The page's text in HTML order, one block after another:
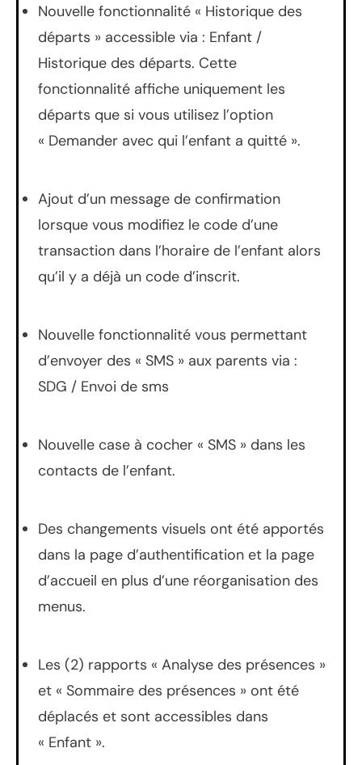
Nouvelle fonctionnalité « Historique des
départs » accessible via : Enfant /
Historique des départs. Cette
fonctionnalité affiche uniquement les
départs que si vous utilisez l’option
« Demander avec qui l’enfant a quitté ».
Ajout d’un message de confirmation
lorsque vous modifiez le code d’une
transaction dans l’horaire de l’enfant alors
qu’il y a déjà un code d’inscrit.
Nouvelle fonctionnalité vous permettant
d’envoyer des « SMS » aux parents via :
SDG / Envoi de sms
Nouvelle case à cocher « SMS » dans les
contacts de l’enfant.
Des changements visuels ont été apportés
dans la page d’authentification et la page
d’accueil en plus d’une réorganisation des
menus.
Les (2) rapports « Analyse des présences »
et « Sommaire des présences » ont été
déplacés et sont accessibles dans
« Enfant ».